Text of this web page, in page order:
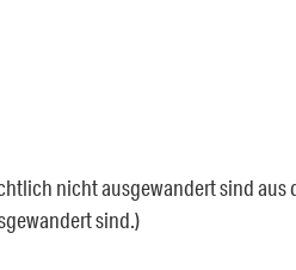
nicht ausgewandert sind
sind.)